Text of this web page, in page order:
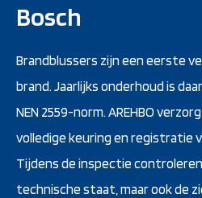
Bosch
Brandblussers zijn een eerste
brand. Jaarlijks onderhoud is
NEN 2559-norm. AREHBO
volledige keuring en registratie
Tijdens de inspectie
technische staat, maar ook de